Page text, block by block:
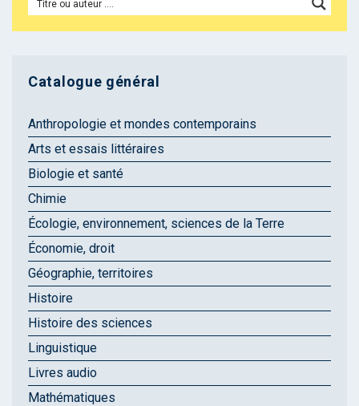
Catalogue général
Anthropologie et mondes contemporains
Arts et essais littéraires
Biologie et santé
Chimie
Écologie, environnement, sciences de la Terre
Économie, droit
Géographie, territoires
Histoire
Histoire des sciences
Linguistique
Livres audio
Mathématiques